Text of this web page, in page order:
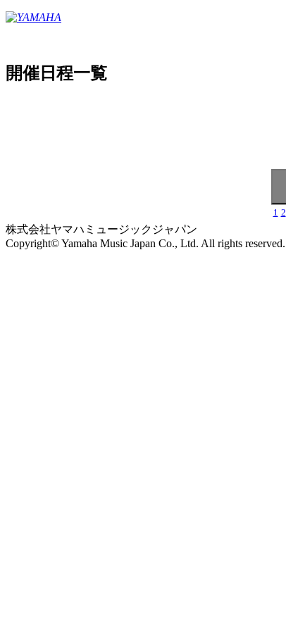
開催日程一覧
1 2
株式会社ヤマハミュージックジャパン
Copyright© Yamaha Music Japan Co., Ltd. All rights reserved.